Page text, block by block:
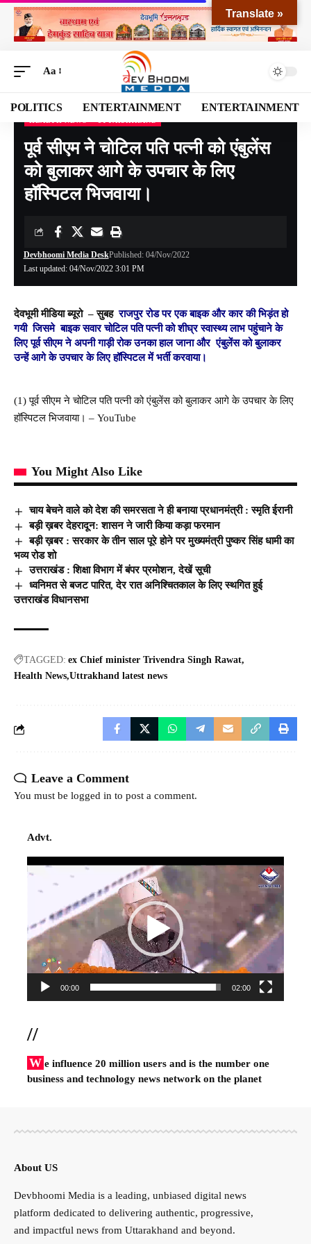
Aa
POLITICS ENTERTAINMENT ENTERTAINMENT
Devbhoomi Media>Blog>NATIONAL>UTTARAKHAND>पूर्व सीएम ने चोटिल पति पत्नी को एंबुलेंस को बुलाकर आगे के उपचार के लिए हॉस्पिटल भिजवाया।
पूर्व सीएम ने चोटिल पति पत्नी को एंबुलेंस
को बुलाकर आगे के उपचार के लिए
हॉस्पिटल भिजवाया।
Last updated: 04/Nov/2022 3:01 PM
Devbhoomi Media DeskPublished: 04/Nov/2022
देवभूमी मीडिया ब्यूरो –सुबहराजपुर रोड पर एक बाइक और कार की भिड़ंत हो
गयी जिसमे बाइक सवार चोटिल पति पत्नी को शीघ्र स्वास्थ्य लाभ पहुंचाने के
लिए पूर्व सीएम ने अपनी गाड़ी रोक उनका हाल जाना और एंबुलेंस को बुलाकर
उन्हें आगे के उपचार के लिए हॉस्पिटल में भर्ती करवाया।
(1) पूर्व सीएम ने चोटिल पति पत्नी को एंबुलेंस को बुलाकर आगे के उपचार के लिए
हॉस्पिटल भिजवाया। – YouTube
You Might Also Like
चाय बेचने वाले को देश की समरसता ने ही बनाया प्रधानमंत्री : स्मृति ईरानी
बड़ी ख़बर देहरादून: शासन ने जारी किया कड़ा फरमान
बड़ी ख़बर : सरकार के तीन साल पूरे होने पर मुख्यमंत्री पुष्कर सिंह धामी का
भव्य रोड शो
उत्तराखंड : शिक्षा विभाग में बंपर प्रमोशन, देखें सूची
ध्वनिमत से बजट पारित, देर रात अनिश्चितकाल के लिए स्थगित हुई
उत्तराखंड विधानसभा
TAGGED: ex Chief minister Trivendra Singh Rawat
Health News Uttrakhand latest news
Leave a Comment
You must be logged in to post a comment.
Advt.
Video
00:00 02:00
//
W e influence 20 million users and is the number one
business and technology news network on the planet
About US
Devbhoomi Media is a leading, unbiased digital news
platform dedicated to delivering authentic, progressive,
and impactful news from Uttarakhand and beyond.
Translate »